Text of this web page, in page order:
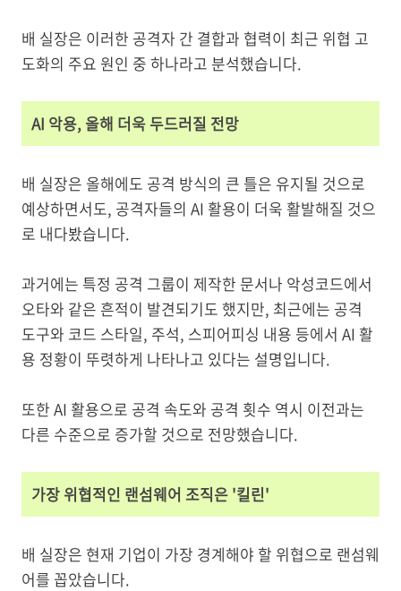
배 실장은 이러한 공격자 간 결합과 협력이 최근 위협 고
도화의 주요 원인 중 하나라고 분석했습니다.
AI 악용, 올해 더욱 두드러질 전망
배 실장은 올해에도 공격 방식의 큰 틀은 유지될 것으로
예상하면서도, 공격자들의 AI 활용이 더욱 활발해질 것으
로 내다봤습니다.
과거에는 특정 공격 그룹이 제작한 문서나 악성코드에서
오타와 같은 흔적이 발견되기도 했지만, 최근에는 공격
도구와 코드 스타일, 주석, 스피어피싱 내용 등에서 AI 활
용 정황이 뚜렷하게 나타나고 있다는 설명입니다.
또한 AI 활용으로 공격 속도와 공격 횟수 역시 이전과는
다른 수준으로 증가할 것으로 전망했습니다.
가장 위협적인 랜섬웨어 조직은 '킬린'
배 실장은 현재 기업이 가장 경계해야 할 위협으로 랜섬웨
어를 꼽았습니다.